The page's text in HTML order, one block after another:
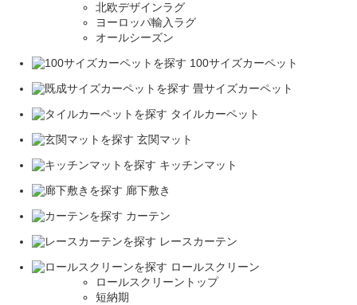
北欧デザインラグ
ヨーロッパ輸入ラグ
オールシーズン
100サイズカーペット
畳サイズカーペット
タイルカーペット
玄関マット
キッチンマット
廊下敷き
カーテン
レースカーテン
ロールスクリーン
ロールスクリーントップ
短納期